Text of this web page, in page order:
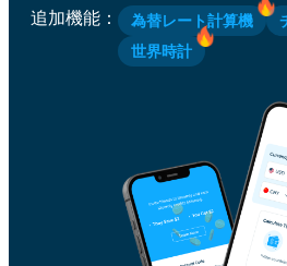
追加機能 ： 為替レート計算機
世界時計